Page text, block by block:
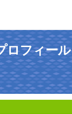
ロフィール